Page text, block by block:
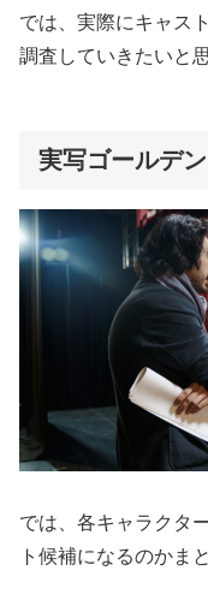
では、実際にキャス
調査していきたいと
実写ゴールデ
では、各キャラクタ
ト候補になるのかま